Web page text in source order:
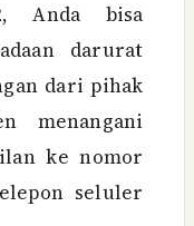
Anda bisa
darurat
dari pihak
menangani
ke nomor
seluler